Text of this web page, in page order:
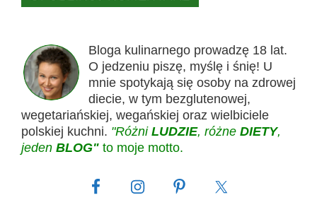
Bloga kulinarnego prowadzę 18 lat.
O jedzeniu piszę, myślę i śnię! U
mnie spotykają się osoby na zdrowej
diecie, w tym bezglutenowej,
wegetariańskiej, wegańskiej oraz wielbiciele
polskiej kuchni. "Różni LUDZIE, różne DIETY,
jeden BLOG" to moje motto.